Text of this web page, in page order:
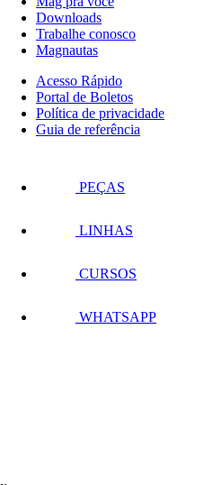
Downloads
Trabalhe conosco
Magnautas
Acesso Rápido
Portal de Boletos
Política de privacidade
Guia de referência
PEÇAS
LINHAS
CURSOS
WHATSAPP